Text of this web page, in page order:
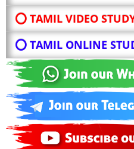
⭕ TAMIL VIDEO
⭕ TAMIL ONLINE